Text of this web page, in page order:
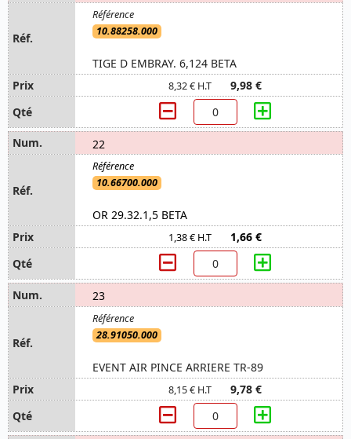
10.88258.000
TIGE D EMBRAY. 6,124 BETA
8,32 € H.T 9,98 €
22
10.66700.000
OR 29.32.1,5 BETA
1,38 € H.T 1,66 €
23
28.91050.000
EVENT AIR PINCE ARRIERE TR-89
8,15 € H.T 9,78 €